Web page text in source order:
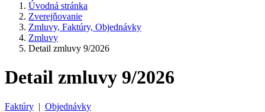
Úvodná stránka
Zverejňovanie
Zmluvy, Faktúry, Objednávky
Zmluvy
Detail zmluvy 9/2026
Detail zmluvy 9/2026
Faktúry | Objednávky